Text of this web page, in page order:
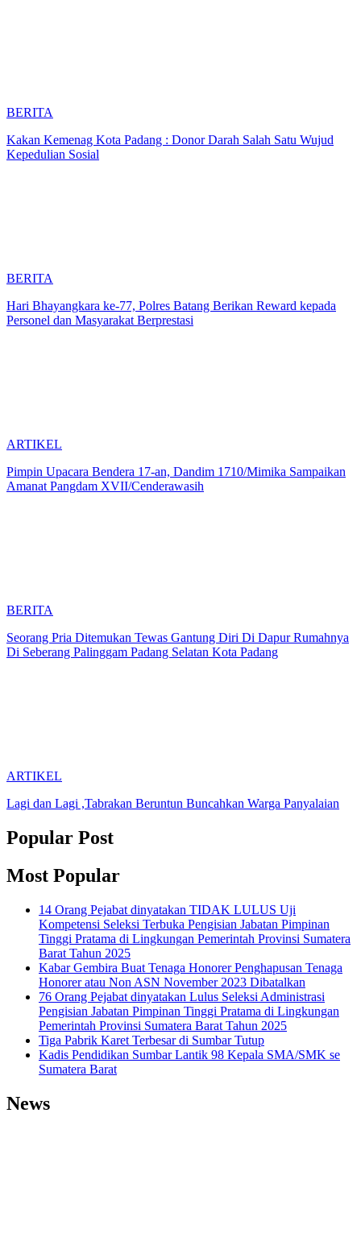
BERITA
Kakan Kemenag Kota Padang : Donor Darah Salah Satu Wujud
Kepedulian Sosial
BERITA
Hari Bhayangkara ke-77, Polres Batang Berikan Reward kepada
Personel dan Masyarakat Berprestasi
ARTIKEL
Pimpin Upacara Bendera 17-an, Dandim 1710/Mimika Sampaikan
Amanat Pangdam XVII/Cenderawasih
BERITA
Seorang Pria Ditemukan Tewas Gantung Diri Di Dapur Rumahnya
Di Seberang Palinggam Padang Selatan Kota Padang
ARTIKEL
Lagi dan Lagi ,Tabrakan Beruntun Buncahkan Warga Panyalaian
Popular Post
Most Popular
14 Orang Pejabat dinyatakan TIDAK LULUS Uji
Kompetensi Seleksi Terbuka Pengisian Jabatan Pimpinan
Tinggi Pratama di Lingkungan Pemerintah Provinsi Sumatera
Barat Tahun 2025
Kabar Gembira Buat Tenaga Honorer Penghapusan Tenaga
Honorer atau Non ASN November 2023 Dibatalkan
76 Orang Pejabat dinyatakan Lulus Seleksi Administrasi
Pengisian Jabatan Pimpinan Tinggi Pratama di Lingkungan
Pemerintah Provinsi Sumatera Barat Tahun 2025
Tiga Pabrik Karet Terbesar di Sumbar Tutup
Kadis Pendidikan Sumbar Lantik 98 Kepala SMA/SMK se
Sumatera Barat
News